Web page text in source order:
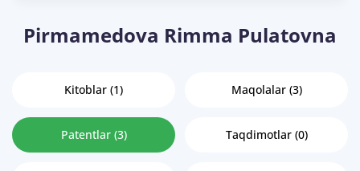
Pirmamedova Rimma Pulatovna
Kitoblar (1) Maqolalar (3)
Patentlar (3) Taqdimotlar (0)